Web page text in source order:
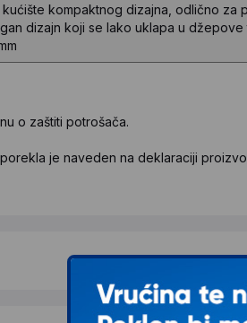
kućište kompaktnog dizajna, odlično za
dizajn koji se lako uklapa u
o zaštiti potrošača.
je naveden na deklaraciji